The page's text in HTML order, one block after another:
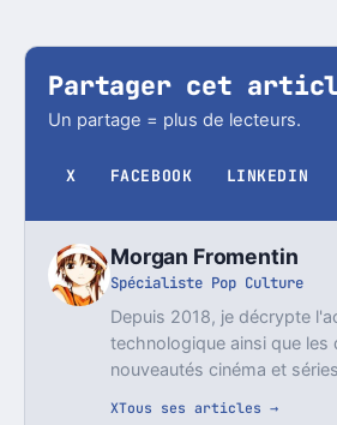
Partager cet
Un partage = plus de lecteurs.
X FACEBOOK LINKEDIN
Morgan Fromentin
Spécialiste Pop Culture
Depuis 2018, je décrypte
technologique ainsi que les
nouveautés cinéma et
XTous ses articles →